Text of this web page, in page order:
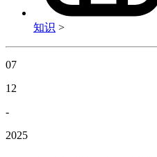
知识 >
07
12
-
2025